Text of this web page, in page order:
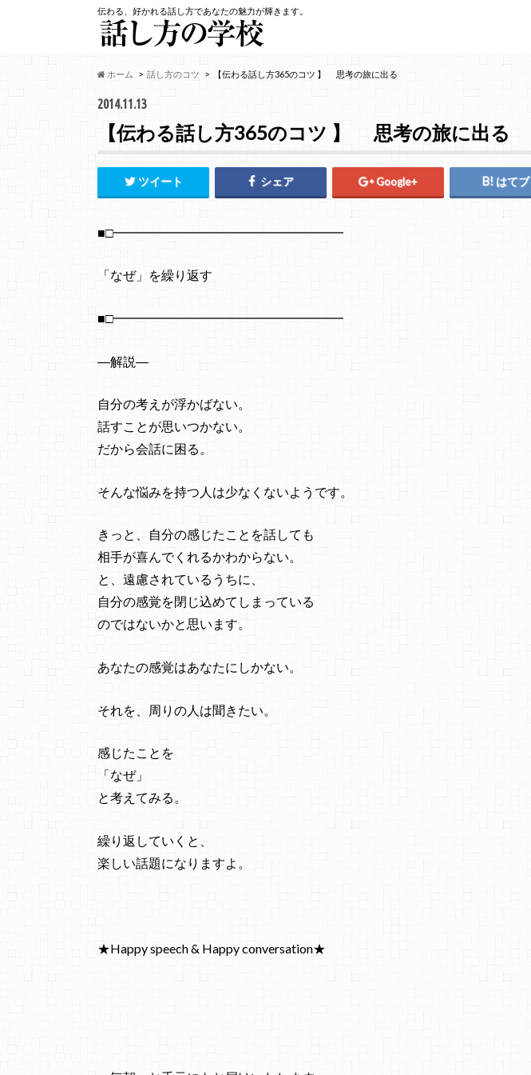
伝わる、好かれる話し方であなたの魅力が輝きます。
ホーム 話し方のコツ 【伝わる話し方365のコツ 】 思考の旅に出る
2014.11.13
【伝わる話し方365のコツ 】 思考の旅に出る
ツイート シェア Google+ はてブ
■□━━━━━━━━━━━━━━━━━━
「なぜ」を繰り返す
■□━━━━━━━━━━━━━━━━━━
―解説―
自分の考えが浮かばない。
話すことが思いつかない。
だから会話に困る。
そんな悩みを持つ人は少なくないようです。
きっと、自分の感じたことを話しても
相手が喜んでくれるかわからない。
と、遠慮されているうちに、
自分の感覚を閉じ込めてしまっている
のではないかと思います。
あなたの感覚はあなたにしかない。
それを、周りの人は聞きたい。
感じたことを
「なぜ」
と考えてみる。
繰り返していくと、
楽しい話題になりますよ。
★Happy speech & Happy conversation★